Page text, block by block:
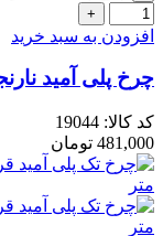
افزودن به سبد خرید
چرخ پلی آمید نارنجی
کد کالا: 19044
481,000 تومان